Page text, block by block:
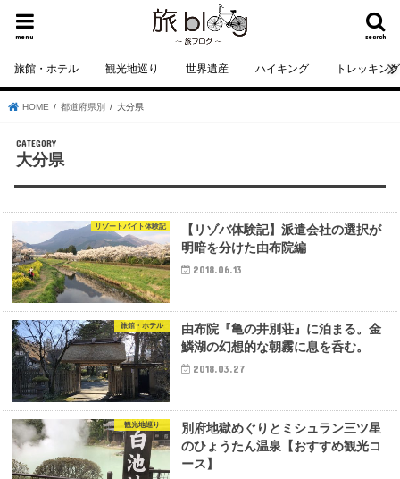
search
menu
旅館・ホテル 観光地巡り 世界遺産 ハイキング トレッキング
HOME 都道府県別 大分県
大分県
リゾートバイト体験記
【リゾバ体験記】派遣会社の選択が
明暗を分けた由布院編
2018.06.13
旅館・ホテル
由布院『亀の井別荘』に泊まる。金
鱗湖の幻想的な朝霧に息を呑む。
2018.03.27
観光地巡り
別府地獄めぐりとミシュラン三ツ星
のひょうたん温泉【おすすめ観光コ
ース】